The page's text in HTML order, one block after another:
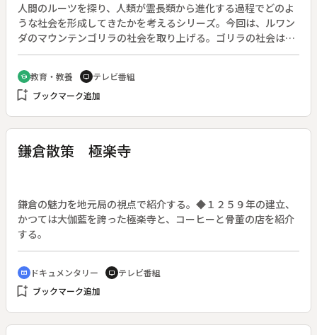
人間のルーツを探り、人類が霊長類から進化する過程でどのよ
うな社会を形成してきたかを考えるシリーズ。今回は、ルワン
ダのマウンテンゴリラの社会を取り上げる。ゴリラの社会は、
一夫多妻型である。この単雄の群れ社会は、家族の起源を想起
させる。１９７８年以来の長期にわたる継続観察の成果をもと
に、群れの構成原理を探究し、社会集団化の芽生えを考える。
講師は京都大学の山極寿一助教授。
school 教育・教養 tv テレビ番組
bookmark_add ブックマーク追加
鎌倉散策 極楽寺
鎌倉の魅力を地元局の視点で紹介する。◆１２５９年の建立、
かつては大伽藍を誇った極楽寺と、コーヒーと骨董の店を紹介
する。
cinematic_blur ドキュメンタリー tv テレビ番組
bookmark_add ブックマーク追加